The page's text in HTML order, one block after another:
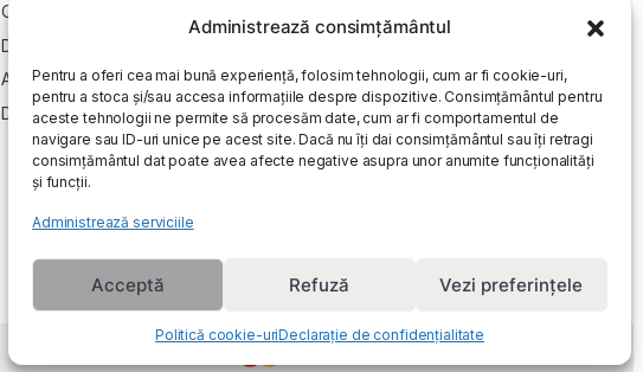
Administrează consimțământul
Pentru a oferi cea mai bună experiență, folosim tehnologii, cum ar fi cookie-uri,
pentru a stoca și/sau accesa informațiile despre dispozitive. Consimțământul pentru
aceste tehnologii ne permite să procesăm date, cum ar fi comportamentul de
navigare sau ID-uri unice pe acest site. Dacă nu îți dai consimțământul sau îți retragi
consimțământul dat poate avea afecte negative asupra unor anumite funcționalități
și funcții.
Administrează serviciile
Acceptă Refuză Vezi preferințele
Politică cookie-uriDeclarație de confidențialitate
Comenzi
Descarcari
Adrese
Detalii cont
Service si garantie
Cum cumpar
Returnari